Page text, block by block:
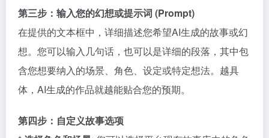
第三步：输入您的幻想或提示词 (Prompt)
在提供的文本框中，详细描述您希望AI生成的故事或幻
想。您可以输入几句话，也可以是详细的段落，其中包
含您想要纳入的场景、角色、设定或特定想法。越具
体，AI生成的作品就越能贴合您的预期。
第四步：自定义故事选项